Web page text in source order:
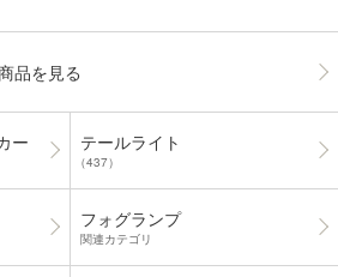
品を見る
ー テールライト
（437）
フォグランプ
関連カテゴリ